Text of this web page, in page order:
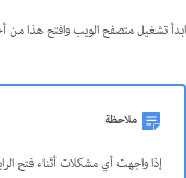
ابدأ تشغيل متصفح الويب وافتح هذا من
ملاحظة
إذا واجهت أي مشكلات أثناء فتح